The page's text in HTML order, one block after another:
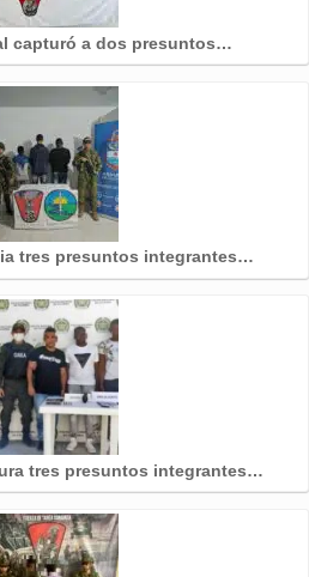
capturó a dos presuntos…
tres presuntos integrantes…
tres presuntos integrantes…